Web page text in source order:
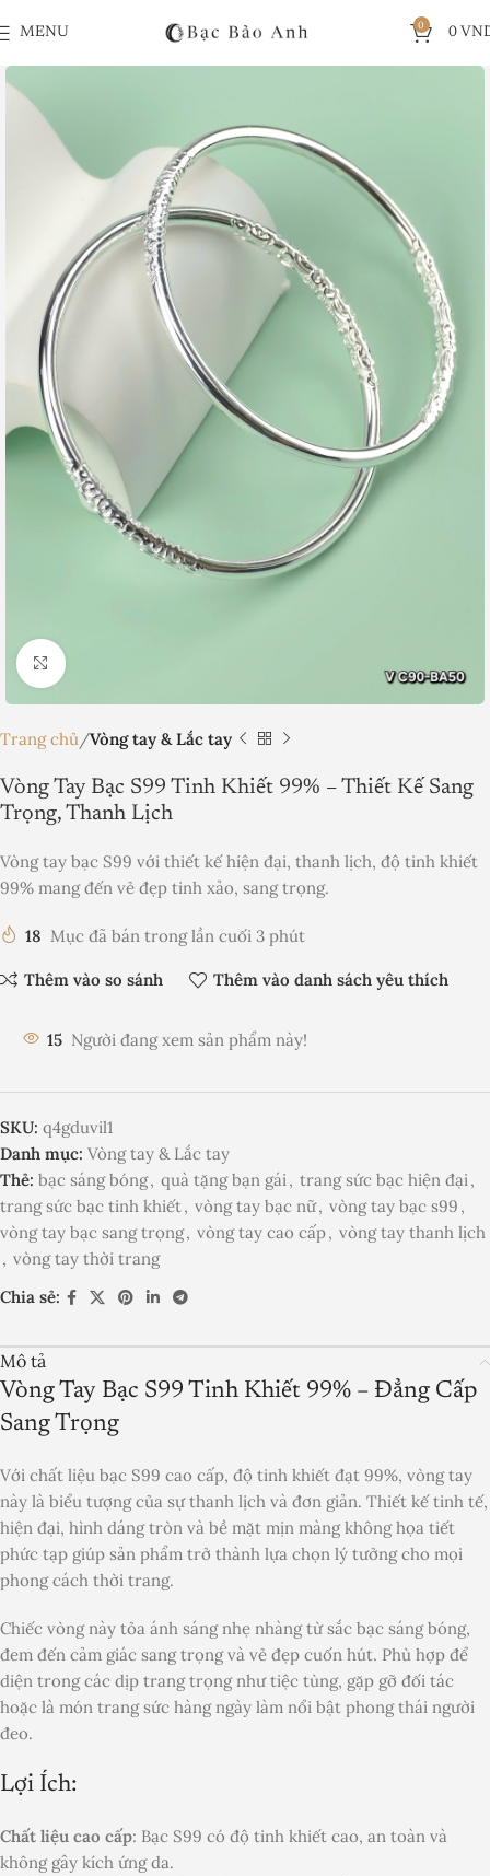
MENU
0
0
Nhấp để phóng to
Trang chủ Vòng tay & Lắc tay
Vòng Tay Bạc S99 Tinh Khiết 99% – Thiết Kế Sang
Trọng, Thanh Lịch
Vòng tay bạc S99 với thiết kế hiện đại, thanh lịch, độ tinh khiết
99% mang đến vẻ đẹp tinh xảo, sang trọng.
18 Mục đã bán trong lần cuối 3 phút
Thêm vào so sánh Thêm vào danh sách yêu thích
15 Người đang xem sản phẩm này!
SKU: q4gduvil1
Danh mục: Vòng tay & Lắc tay
Thẻ: bạc sáng bóng, quà tặng bạn gái, trang sức bạc hiện đại,
trang sức bạc tinh khiết, vòng tay bạc nữ, vòng tay bạc s99 ,
vòng tay bạc sang trọng, vòng tay cao cấp, vòng tay thanh lịch
, vòng tay thời trang
Chia sẻ:
Mô tả
Vòng Tay Bạc S99 Tinh Khiết 99% – Đẳng Cấp
Sang Trọng
Với chất liệu bạc S99 cao cấp, độ tinh khiết đạt 99%, vòng tay
này là biểu tượng của sự thanh lịch và đơn giản. Thiết kế tinh tế,
hiện đại, hình dáng tròn và bề mặt mịn màng không họa tiết
phức tạp giúp sản phẩm trở thành lựa chọn lý tưởng cho mọi
phong cách thời trang.
Chiếc vòng này tỏa ánh sáng nhẹ nhàng từ sắc bạc sáng bóng,
đem đến cảm giác sang trọng và vẻ đẹp cuốn hút. Phù hợp để
diện trong các dịp trang trọng như tiệc tùng, gặp gỡ đối tác
hoặc là món trang sức hàng ngày làm nổi bật phong thái người
đeo.
Lợi Ích:
Chất liệu cao cấp: Bạc S99 có độ tinh khiết cao, an toàn và
không gây kích ứng da.